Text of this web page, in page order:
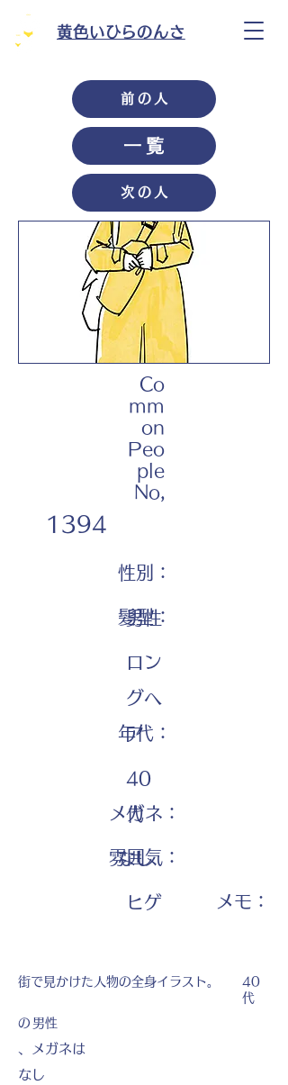
黄色いひらのんさ
前の人
一覧
次の人
Co
mm
on
Peo
ple
No,
1394
性別：
男性
髪型：
ロン
グヘ
ア
年代：
40
代
メガネ：
なし
雰囲気：
ヒゲ ​メモ：
街で見かけた人物の全身イラスト。
40
代
の 男性
、メガネは
なし